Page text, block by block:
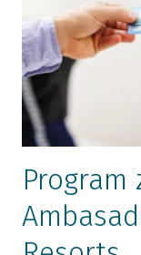
San
Program